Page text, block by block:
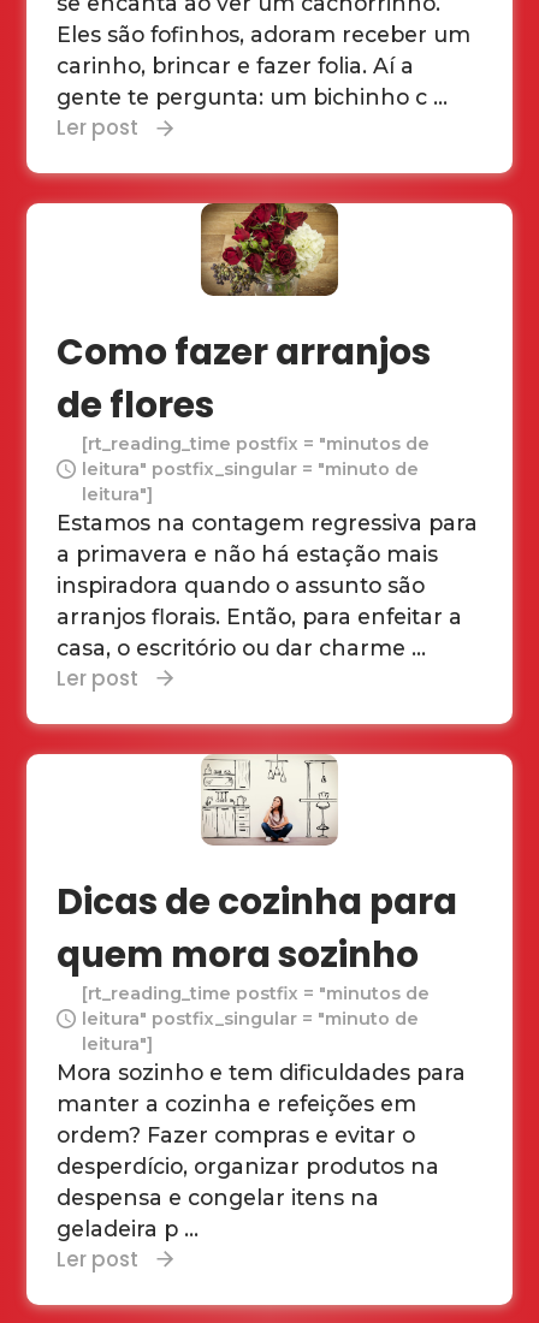
Eles são fofinhos, adoram receber um
carinho, brincar e fazer folia. Aí a
gente te pergunta: um bichinho c ...
Ler post
Como fazer arranjos
de flores
[rt_reading_time postfix = "minutos de
leitura" postfix_singular = "minuto de
leitura"]
Estamos na contagem regressiva para
a primavera e não há estação mais
inspiradora quando o assunto são
arranjos florais. Então, para enfeitar a
casa, o escritório ou dar charme ...
Ler post
Dicas de cozinha para
quem mora sozinho
[rt_reading_time postfix = "minutos de
leitura" postfix_singular = "minuto de
leitura"]
Mora sozinho e tem dificuldades para
manter a cozinha e refeições em
ordem? Fazer compras e evitar o
desperdício, organizar produtos na
despensa e congelar itens na
geladeira p ...
Ler post